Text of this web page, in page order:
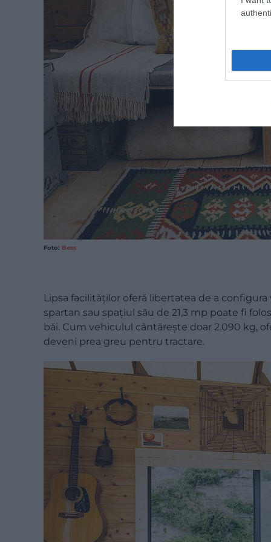
Foto: Bess
Lipsa facilităților oferă libertatea de a
spartan sau spațiul său de 21,3 mp poate fi
băi. Cum vehiculul cântărește doar 2.090 kg,
deveni prea greu pentru tractare.